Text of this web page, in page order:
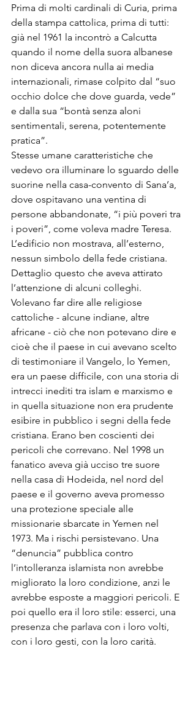
Prima di molti cardinali di Curia, prima
della stampa cattolica, prima di tutti:
già nel 1961 la incontrò a Calcutta
quando il nome della suora albanese
non diceva ancora nulla ai media
internazionali, rimase colpito dal “suo
occhio dolce che dove guarda, vede”
e dalla sua “bontà senza aloni
sentimentali, serena, potentemente
pratica”.
Stesse umane caratteristiche che
vedevo ora illuminare lo sguardo delle
suorine nella casa-convento di Sana’a,
dove ospitavano una ventina di
persone abbandonate, “i più poveri tra
i poveri”, come voleva madre Teresa.
L’edificio non mostrava, all’esterno,
nessun simbolo della fede cristiana.
Dettaglio questo che aveva attirato
l’attenzione di alcuni colleghi.
Volevano far dire alle religiose
cattoliche - alcune indiane, altre
africane - ciò che non potevano dire e
cioè che il paese in cui avevano scelto
di testimoniare il Vangelo, lo Yemen,
era un paese difficile, con una storia di
intrecci inediti tra islam e marxismo e
in quella situazione non era prudente
esibire in pubblico i segni della fede
cristiana. Erano ben coscienti dei
pericoli che correvano. Nel 1998 un
fanatico aveva già ucciso tre suore
nella casa di Hodeida, nel nord del
paese e il governo aveva promesso
una protezione speciale alle
missionarie sbarcate in Yemen nel
1973. Ma i rischi persistevano. Una
“denuncia” pubblica contro
l’intolleranza islamista non avrebbe
migliorato la loro condizione, anzi le
avrebbe esposte a maggiori pericoli. E
poi quello era il loro stile: esserci, una
presenza che parlava con i loro volti,
con i loro gesti, con la loro carità.